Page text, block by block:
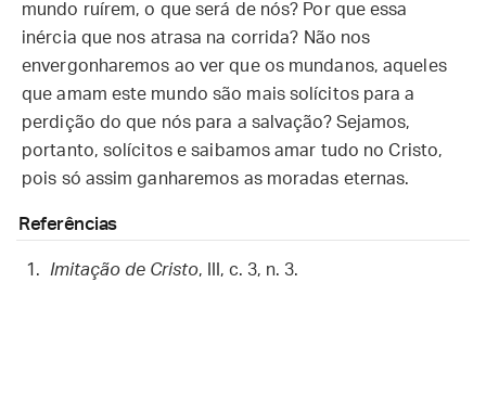
mundo ruírem, o que será de nós? Por que essa
inércia que nos atrasa na corrida? Não nos
envergonharemos ao ver que os mundanos, aqueles
que amam este mundo são mais solícitos para a
perdição do que nós para a salvação? Sejamos,
portanto, solícitos e saibamos amar tudo no Cristo,
pois só assim ganharemos as moradas eternas.
Referências
Imitação de Cristo, III, c. 3, n. 3.